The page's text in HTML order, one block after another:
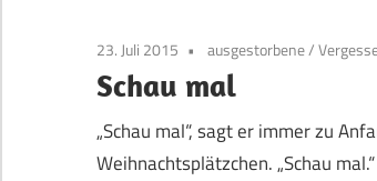
23. Juli 2015 ausgestorbene/
Schau mal
„Schau mal“, sagt er immer zu
Weihnachtsplätzchen. „Schau